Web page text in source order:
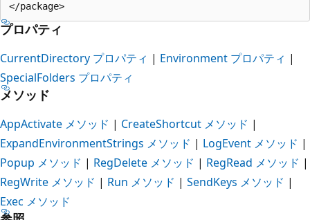
プロパティ
CurrentDirectory プロパティ | Environment プロパティ |
SpecialFolders プロパティ
メソッド
AppActivate メソッド | CreateShortcut メソッド |
ExpandEnvironmentStrings メソッド | LogEvent メソッド |
Popup メソッド | RegDelete メソッド | RegRead メソッド |
RegWrite メソッド | Run メソッド | SendKeys メソッド |
Exec メソッド